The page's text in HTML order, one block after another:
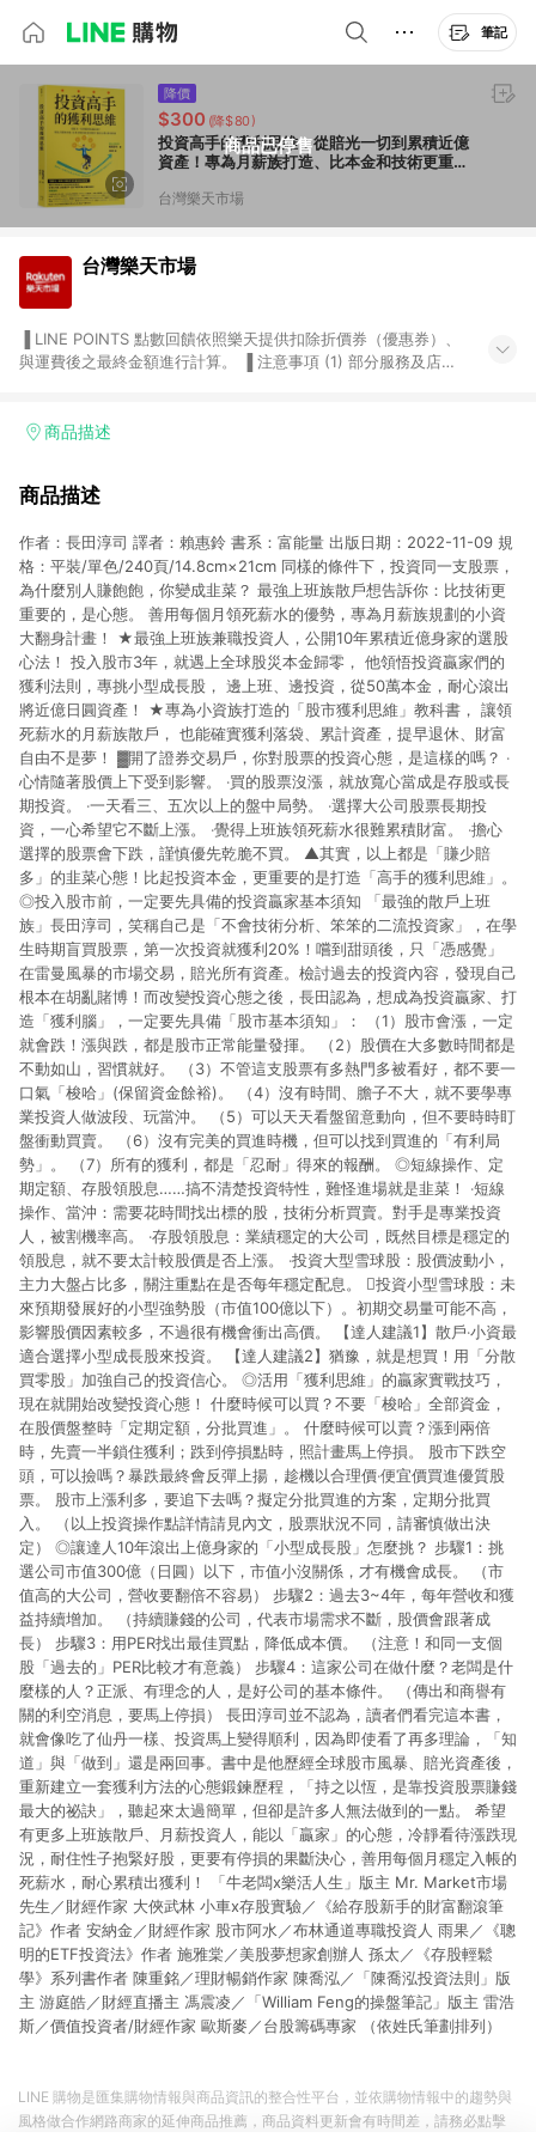
筆記
商品已停售
降價
$300 (降$80)
投資高手的獲利思維：從賠光一切到累積近億
資產！專為月薪族打造、比本金和技術更重要
台灣樂天市場
台灣樂天市場
與運費後之最終金額進行計算。 ▐ 注意事項 (1) 部分服務及店家
Smart mobile、神腦生活、JS巨盛、樂天KOBO電子書，請詳閱
台灣樂天市場，並在同一瀏覽器於24小時內結帳，才享有 LINE
市場 45 天內完成訂單出貨及結帳，則不符合贈點資格。 (4) 如
使用APP、或中途瀏覽比價網、回饋網、Google等其他網頁、或
由網頁版(電腦版/手機版網頁)切換為App都將會造成追蹤中斷而
無法進行 LINE POINTS 回饋。 (5) LINE 購物為購物資訊整合性
平台，商品資料更新會有時間差，如顯示之商品規格、顏色、價
位、贈品與台灣樂天市場銷售網頁不符，以銷售網頁標示為準。
(6) 導購訂單已逾 365 天，根據台灣樂天回饋規定，逾期訂單將
不符合回饋資格。 (7) 若上述或其他原因，致使消費者無接收到
點數回饋或點數回饋有爭議，台灣樂天市場保有更改條款與法律
追訴之權利，活動詳情以樂天市場網站公告為準。
商品描述
商品描述
作者：長田淳司 譯者：賴惠鈴 書系：富能量 出版日期：2022-11-09 規
格：平裝/單色/240頁/14.8cm×21cm 同樣的條件下，投資同一支股票，
為什麼別人賺飽飽，你變成韭菜？ 最強上班族散戶想告訴你：比技術更
重要的，是心態。 善用每個月領死薪水的優勢，專為月薪族規劃的小資
大翻身計畫！ ★最強上班族兼職投資人，公開10年累積近億身家的選股
心法！ 投入股市3年，就遇上全球股災本金歸零， 他領悟投資贏家們的
獲利法則，專挑小型成長股， 邊上班、邊投資，從50萬本金，耐心滾出
將近億日圓資產！ ★專為小資族打造的「股市獲利思維」教科書， 讓領
死薪水的月薪族散戶， 也能確實獲利落袋、累計資產，提早退休、財富
自由不是夢！ ▓開了證券交易戶，你對股票的投資心態，是這樣的嗎？ ‧
心情隨著股價上下受到影響。 ‧買的股票沒漲，就放寬心當成是存股或長
期投資。 ‧一天看三、五次以上的盤中局勢。 ‧選擇大公司股票長期投
資，一心希望它不斷上漲。 ‧覺得上班族領死薪水很難累積財富。 ‧擔心
選擇的股票會下跌，謹慎優先乾脆不買。 ▲其實，以上都是「賺少賠
多」的韭菜心態！比起投資本金，更重要的是打造「高手的獲利思維」。
◎投入股市前，一定要先具備的投資贏家基本須知 「最強的散戶上班
族」長田淳司，笑稱自己是「不會技術分析、笨笨的二流投資家」，在學
生時期盲買股票，第一次投資就獲利20%！嚐到甜頭後，只「憑感覺」
在雷曼風暴的市場交易，賠光所有資產。檢討過去的投資內容，發現自己
根本在胡亂賭博！而改變投資心態之後，長田認為，想成為投資贏家、打
造「獲利腦」，一定要先具備「股市基本須知」： （1）股市會漲，一定
就會跌！漲與跌，都是股市正常能量發揮。 （2）股價在大多數時間都是
不動如山，習慣就好。 （3）不管這支股票有多熱門多被看好，都不要一
口氣「梭哈」(保留資金餘裕)。 （4）沒有時間、膽子不大，就不要學專
業投資人做波段、玩當沖。 （5）可以天天看盤留意動向，但不要時時盯
盤衝動買賣。 （6）沒有完美的買進時機，但可以找到買進的「有利局
勢」。 （7）所有的獲利，都是「忍耐」得來的報酬。 ◎短線操作、定
期定額、存股領股息……搞不清楚投資特性，難怪進場就是韭菜！ ‧短線
操作、當沖：需要花時間找出標的股，技術分析買賣。對手是專業投資
人，被割機率高。 ‧存股領股息：業績穩定的大公司，既然目標是穩定的
領股息，就不要太計較股價是否上漲。 ‧投資大型雪球股：股價波動小，
主力大盤占比多，關注重點在是否每年穩定配息。 投資小型雪球股：未
來預期發展好的小型強勢股（市值100億以下）。初期交易量可能不高，
影響股價因素較多，不過很有機會衝出高價。 【達人建議1】散戶‧小資最
適合選擇小型成長股來投資。 【達人建議2】猶豫，就是想買！用「分散
買零股」加強自己的投資信心。 ◎活用「獲利思維」的贏家實戰技巧，
現在就開始改變投資心態！ 什麼時候可以買？不要「梭哈」全部資金，
在股價盤整時「定期定額，分批買進」。 什麼時候可以賣？漲到兩倍
時，先賣一半鎖住獲利；跌到停損點時，照計畫馬上停損。 股市下跌空
頭，可以撿嗎？暴跌最終會反彈上揚，趁機以合理價‧便宜價買進優質股
票。 股市上漲利多，要追下去嗎？擬定分批買進的方案，定期分批買
入。 （以上投資操作點詳情請見內文，股票狀況不同，請審慎做出決
定） ◎讓達人10年滾出上億身家的「小型成長股」怎麼挑？ 步驟1：挑
選公司市值300億（日圓）以下，市值小沒關係，才有機會成長。 （市
值高的大公司，營收要翻倍不容易） 步驟2：過去3~4年，每年營收和獲
益持續增加。 （持續賺錢的公司，代表市場需求不斷，股價會跟著成
長） 步驟3：用PER找出最佳買點，降低成本價。 （注意！和同一支個
股「過去的」PER比較才有意義） 步驟4：這家公司在做什麼？老闆是什
麼樣的人？正派、有理念的人，是好公司的基本條件。 （傳出和商譽有
關的利空消息，要馬上停損） 長田淳司並不認為，讀者們看完這本書，
就會像吃了仙丹一樣、投資馬上變得順利，因為即使看了再多理論，「知
道」與「做到」還是兩回事。書中是他歷經全球股市風暴、賠光資產後，
重新建立一套獲利方法的心態鍛鍊歷程，「持之以恆，是靠投資股票賺錢
最大的祕訣」，聽起來太過簡單，但卻是許多人無法做到的一點。 希望
有更多上班族散戶、月薪投資人，能以「贏家」的心態，冷靜看待漲跌現
況，耐住性子抱緊好股，更要有停損的果斷決心，善用每個月穩定入帳的
死薪水，耐心累積出獲利！ 「牛老闆x樂活人生」版主 Mr. Market市場
先生／財經作家 大俠武林 小車x存股實驗／《給存股新手的財富翻滾筆
記》作者 安納金／財經作家 股市阿水／布林通道專職投資人 雨果／《聰
明的ETF投資法》作者 施雅棠／美股夢想家創辦人 孫太／《存股輕鬆
學》系列書作者 陳重銘／理財暢銷作家 陳喬泓／「陳喬泓投資法則」版
主 游庭皓／財經直播主 馮震凌／「William Feng的操盤筆記」版主 雷浩
斯／價值投資者/財經作家 歐斯麥／台股籌碼專家 （依姓氏筆劃排列）
LINE 購物是匯集購物情報與商品資訊的整合性平台，並依購物情報中的趨勢與
風格做合作網路商家的延伸商品推薦，商品資料更新會有時間差，請務必點擊